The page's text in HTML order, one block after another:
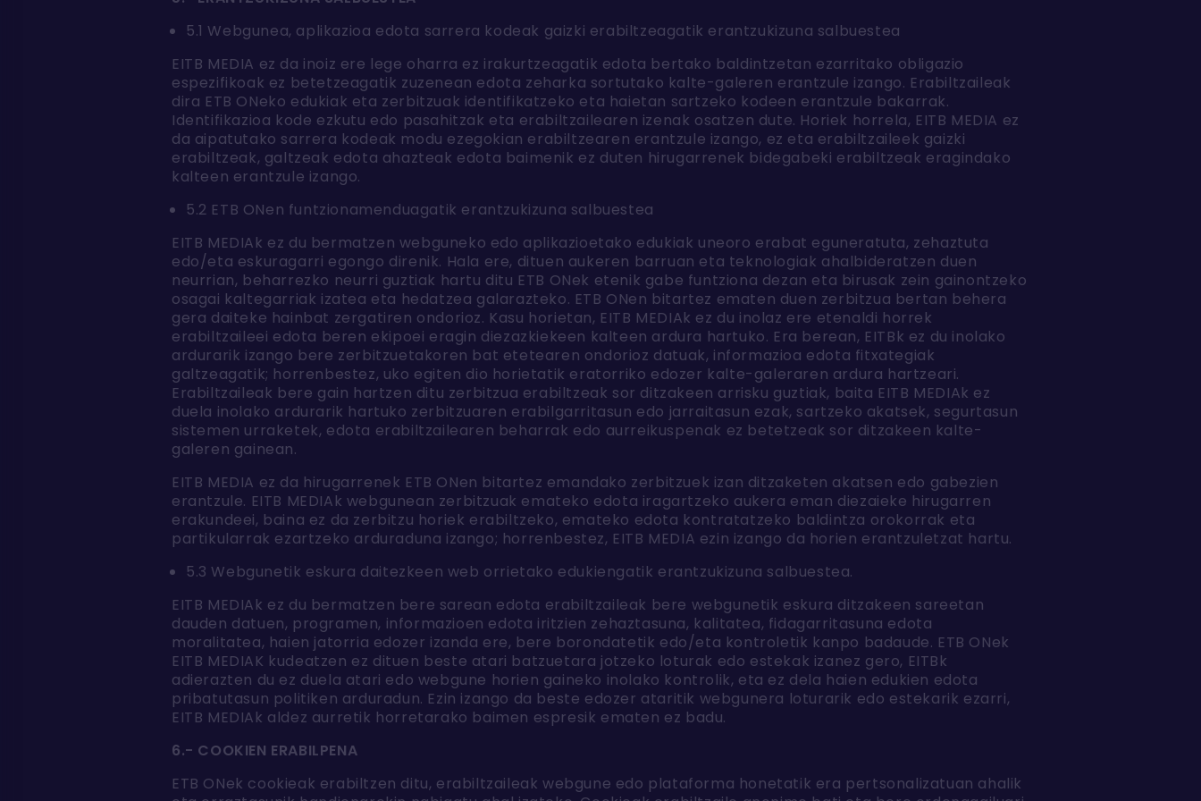
5.1 Webgunea, aplikazioa edota sarrera kodeak gaizki erabiltzeagatik erantzukizuna salbuestea
EITB MEDIA ez da inoiz ere lege oharra ez irakurtzeagatik edota bertako baldintzetan ezarritako obligazio
espezifikoak ez betetzeagatik zuzenean edota zeharka sortutako kalte-galeren erantzule izango. Erabiltzaileak
dira ETB ONeko edukiak eta zerbitzuak identifikatzeko eta haietan sartzeko kodeen erantzule bakarrak.
Identifikazioa kode ezkutu edo pasahitzak eta erabiltzailearen izenak osatzen dute. Horiek horrela, EITB MEDIA ez
da aipatutako sarrera kodeak modu ezegokian erabiltzearen erantzule izango, ez eta erabiltzaileek gaizki
erabiltzeak, galtzeak edota ahazteak edota baimenik ez duten hirugarrenek bidegabeki erabiltzeak eragindako
kalteen erantzule izango.
5.2 ETB ONen funtzionamenduagatik erantzukizuna salbuestea
EITB MEDIAk ez du bermatzen webguneko edo aplikazioetako edukiak uneoro erabat eguneratuta, zehaztuta
edo/eta eskuragarri egongo direnik. Hala ere, dituen aukeren barruan eta teknologiak ahalbideratzen duen
neurrian, beharrezko neurri guztiak hartu ditu ETB ONek etenik gabe funtziona dezan eta birusak zein gainontzeko
osagai kaltegarriak izatea eta hedatzea galarazteko. ETB ONen bitartez ematen duen zerbitzua bertan behera
gera daiteke hainbat zergatiren ondorioz. Kasu horietan, EITB MEDIAk ez du inolaz ere etenaldi horrek
erabiltzaileei edota beren ekipoei eragin diezazkiekeen kalteen ardura hartuko. Era berean, EITBk ez du inolako
ardurarik izango bere zerbitzuetakoren bat etetearen ondorioz datuak, informazioa edota fitxategiak
galtzeagatik; horrenbestez, uko egiten dio horietatik eratorriko edozer kalte-galeraren ardura hartzeari.
Erabiltzaileak bere gain hartzen ditu zerbitzua erabiltzeak sor ditzakeen arrisku guztiak, baita EITB MEDIAk ez
duela inolako ardurarik hartuko zerbitzuaren erabilgarritasun edo jarraitasun ezak, sartzeko akatsek, segurtasun
sistemen urraketek, edota erabiltzailearen beharrak edo aurreikuspenak ez betetzeak sor ditzakeen kalte-
galeren gainean.
EITB MEDIA ez da hirugarrenek ETB ONen bitartez emandako zerbitzuek izan ditzaketen akatsen edo gabezien
erantzule. EITB MEDIAk webgunean zerbitzuak emateko edota iragartzeko aukera eman diezaieke hirugarren
erakundeei, baina ez da zerbitzu horiek erabiltzeko, emateko edota kontratatzeko baldintza orokorrak eta
partikularrak ezartzeko arduraduna izango; horrenbestez, EITB MEDIA ezin izango da horien erantzuletzat hartu.
5.3 Webgunetik eskura daitezkeen web orrietako edukiengatik erantzukizuna salbuestea.
EITB MEDIAk ez du bermatzen bere sarean edota erabiltzaileak bere webgunetik eskura ditzakeen sareetan
dauden datuen, programen, informazioen edota iritzien zehaztasuna, kalitatea, fidagarritasuna edota
moralitatea, haien jatorria edozer izanda ere, bere borondatetik edo/eta kontroletik kanpo badaude. ETB ONek
EITB MEDIAK kudeatzen ez dituen beste atari batzuetara jotzeko loturak edo estekak izanez gero, EITBk
adierazten du ez duela atari edo webgune horien gaineko inolako kontrolik, eta ez dela haien edukien edota
pribatutasun politiken arduradun. Ezin izango da beste edozer ataritik webgunera loturarik edo estekarik ezarri,
EITB MEDIAk aldez aurretik horretarako baimen espresik ematen ez badu.
6.- COOKIEN ERABILPENA
ETB ONek cookieak erabiltzen ditu, erabiltzaileak webgune edo plataforma honetatik era pertsonalizatuan ahalik